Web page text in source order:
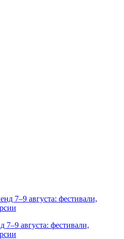
7–9 августа: фестивали,